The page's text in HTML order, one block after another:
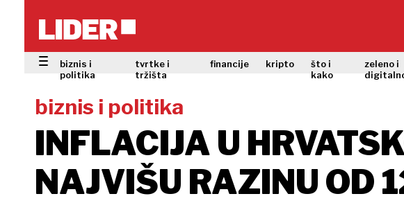
biznis i
politika
tvrtke i
tržišta
financije kripto
što i
kako
zeleno i
biznis i politika
INFLACIJA U
NAJVIŠU RAZINU OD